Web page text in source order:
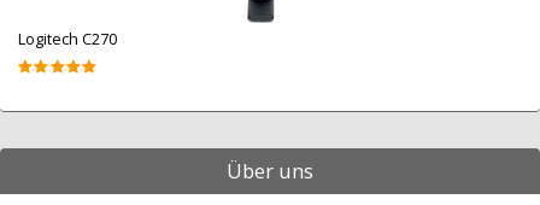
Logitech C270
Über uns